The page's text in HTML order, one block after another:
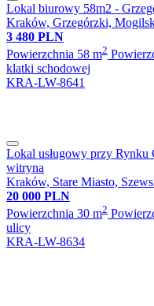
Lokal biurowy 58m2 -
Kraków, Grzegórzki,
3 480 PLN
Powierzchnia 58 m2
klatki schodowej
KRA-LW-8641
Lokal usługowy przy Rynku
witryna
Kraków, Stare Miasto,
20 000 PLN
Powierzchnia 30 m2
ulicy
KRA-LW-8634